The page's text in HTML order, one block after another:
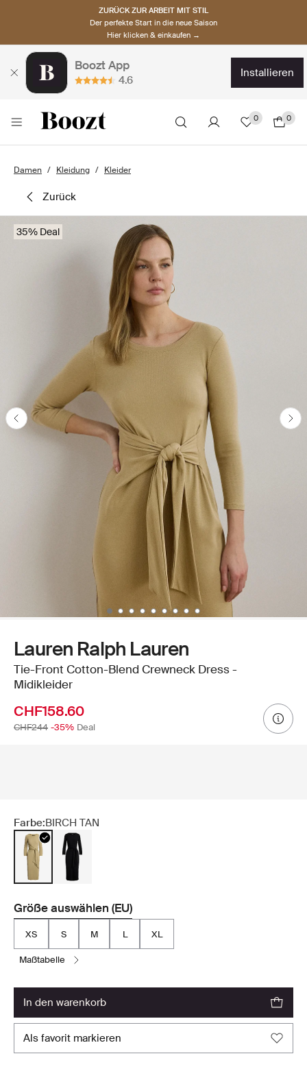
ZURÜCK ZUR ARBEIT MIT STIL
Der perfekte Start in die neue Saison
Hier klicken & einkaufen →
Boozt App
4.6
installieren
0 0
Damen Kleidung Kleider
zurück
35% Deal
Lauren Ralph Lauren
Tie-Front Cotton-Blend Crewneck Dress -
Midikleider
CHF158.60
CHF244 -35% Deal
Farbe:BIRCH TAN
Größe auswählen (EU)
XS S M L XL
maßtabelle
in den warenkorb
als favorit markieren